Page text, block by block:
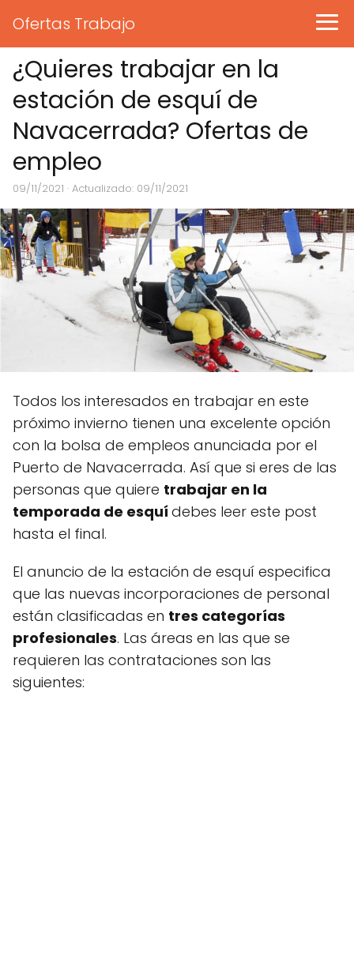
Ofertas Trabajo
¿Quieres trabajar en la
estación de esquí de
Navacerrada? Ofertas de
empleo
09/11/2021 · Actualizado: 09/11/2021
Todos los interesados en trabajar en este
próximo invierno tienen una excelente opción
con la bolsa de empleos anunciada por el
Puerto de Navacerrada. Así que si eres de las
personas que quiere trabajar en la
temporada de esquí debes leer este post
hasta el final.
El anuncio de la estación de esquí especifica
que las nuevas incorporaciones de personal
están clasificadas en tres categorías
profesionales. Las áreas en las que se
requieren las contrataciones son las
siguientes: